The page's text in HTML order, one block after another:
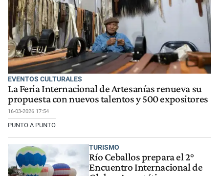
EVENTOS CULTURALES
La Feria Internacional de Artesanías renueva su
propuesta con nuevos talentos y 500 expositores
16-03-2026 17:54
PUNTO A PUNTO
TURISMO
Río Ceballos prepara el 2°
Encuentro Internacional de